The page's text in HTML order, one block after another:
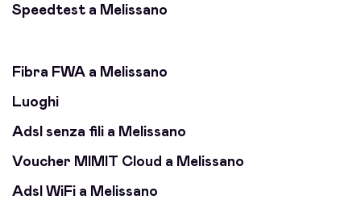
Speedtest a Melissano
Fibra FWA a Melissano
Luoghi
Adsl senza fili a Melissano
Voucher MIMIT Cloud a Melissano
Adsl WiFi a Melissano